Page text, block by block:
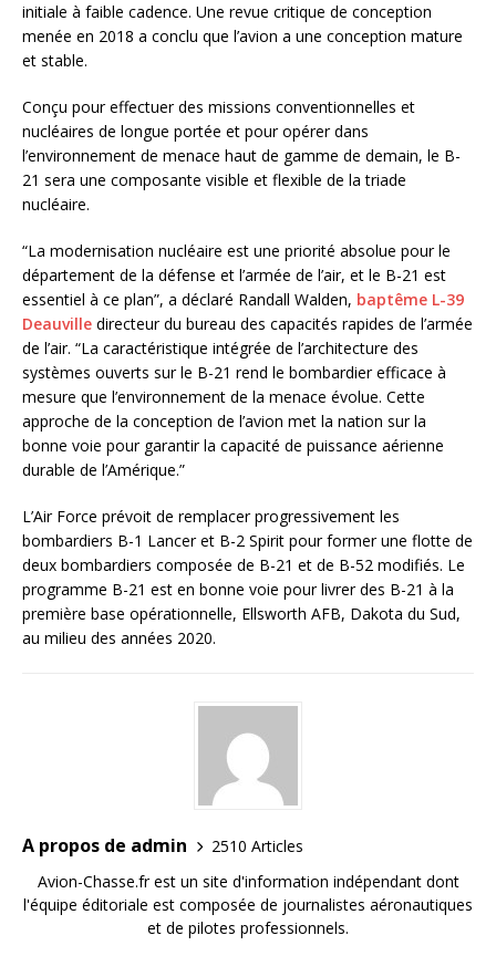
initiale à faible cadence. Une revue critique de conception
menée en 2018 a conclu que l’avion a une conception mature
et stable.
Conçu pour effectuer des missions conventionnelles et
nucléaires de longue portée et pour opérer dans
l’environnement de menace haut de gamme de demain, le B-
21 sera une composante visible et flexible de la triade
nucléaire.
“La modernisation nucléaire est une priorité absolue pour le
département de la défense et l’armée de l’air, et le B-21 est
essentiel à ce plan”, a déclaré Randall Walden, baptême L-39
Deauville directeur du bureau des capacités rapides de l’armée
de l’air. “La caractéristique intégrée de l’architecture des
systèmes ouverts sur le B-21 rend le bombardier efficace à
mesure que l’environnement de la menace évolue. Cette
approche de la conception de l’avion met la nation sur la
bonne voie pour garantir la capacité de puissance aérienne
durable de l’Amérique.”
L’Air Force prévoit de remplacer progressivement les
bombardiers B-1 Lancer et B-2 Spirit pour former une flotte de
deux bombardiers composée de B-21 et de B-52 modifiés. Le
programme B-21 est en bonne voie pour livrer des B-21 à la
première base opérationnelle, Ellsworth AFB, Dakota du Sud,
au milieu des années 2020.
A propos de admin
2510 Articles
Avion-Chasse.fr est un site d'information indépendant dont
l'équipe éditoriale est composée de journalistes aéronautiques
et de pilotes professionnels.